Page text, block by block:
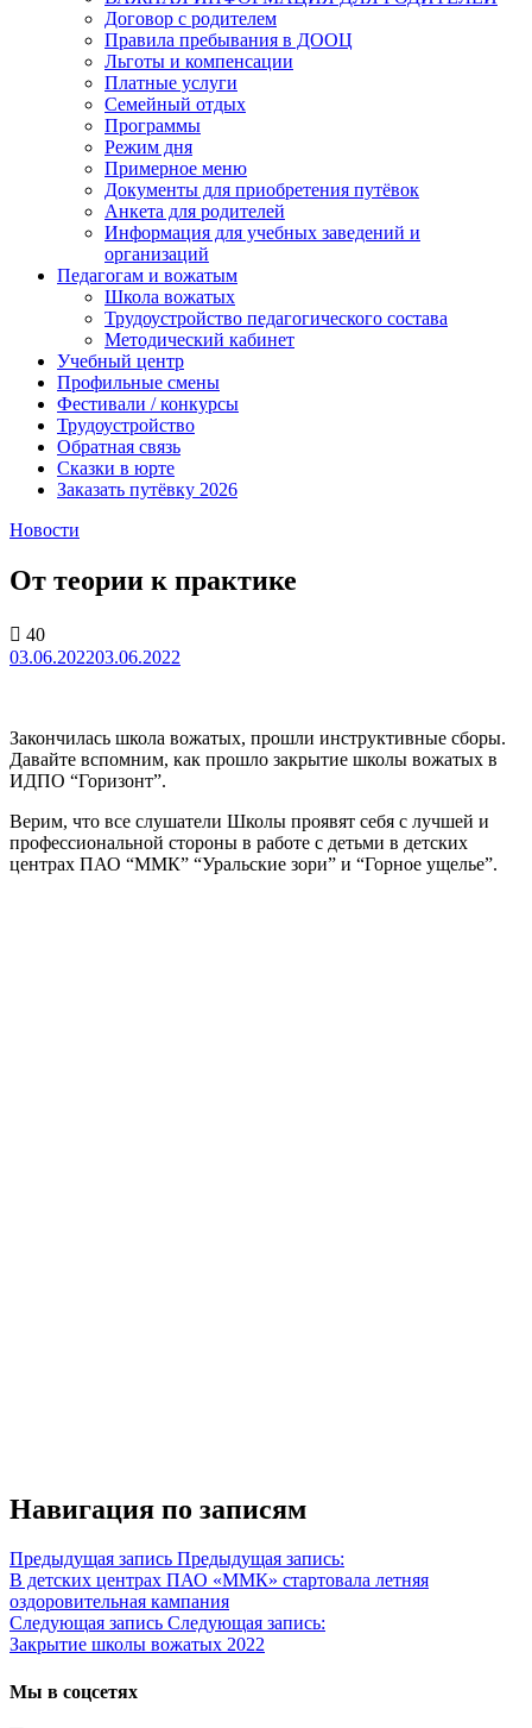
Договор с родителем
Правила пребывания в ДООЦ
Льготы и компенсации
Платные услуги
Семейный отдых
Программы
Режим дня
Примерное меню
Документы для приобретения путёвок
Анкета для родителей
Информация для учебных заведений и
организаций
Педагогам и вожатым
Школа вожатых
Трудоустройство педагогического состава
Методический кабинет
Учебный центр
Профильные смены
Фестивали / конкурсы
Трудоустройство
Обратная связь
Сказки в юрте
Заказать путёвку 2026
Новости
От теории к практике
40
03.06.202203.06.2022
Закончилась школа вожатых, прошли инструктивные сборы.
Давайте вспомним, как прошло закрытие школы вожатых в
ИДПО “Горизонт”.
Верим, что все слушатели Школы проявят себя с лучшей и
профессиональной стороны в работе с детьми в детских
центрах ПАО “ММК” “Уральские зори” и “Горное ущелье”.
Навигация по записям
Предыдущая запись Предыдущая запись:
В детских центрах ПАО «ММК» стартовала летняя
оздоровительная кампания
Следующая запись Следующая запись:
Закрытие школы вожатых 2022
Мы в соцсетях